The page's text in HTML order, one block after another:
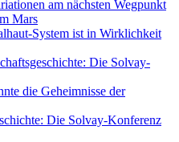
am nächsten Wegpunkt
Mars
System ist in Wirklichkeit
Die Solvay-
die Geheimnisse der
Die Solvay-Konferenz